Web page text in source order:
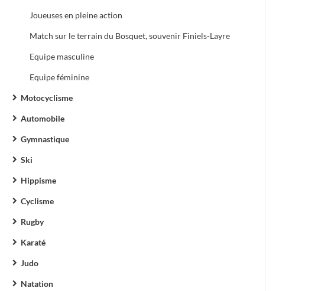
Joueuses en pleine action
Match sur le terrain du Bosquet, souvenir Finiels-Layre
Equipe masculine
Equipe féminine
Motocyclisme
Automobile
Gymnastique
Ski
Hippisme
Cyclisme
Rugby
Karaté
Judo
Natation